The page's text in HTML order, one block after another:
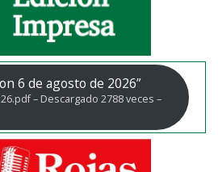
6 de agosto de 2026”
– Descargado 2788 veces –